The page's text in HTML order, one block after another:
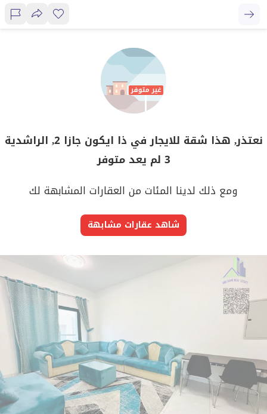
نعتذر, هذا شقة للايجار في ذا ايكون جازا 2, الراشدية
3 لم يعد متوفر
ومع ذلك لدينا المئات من العقارات المشابهة لك
شاهد عقارات مشابهة